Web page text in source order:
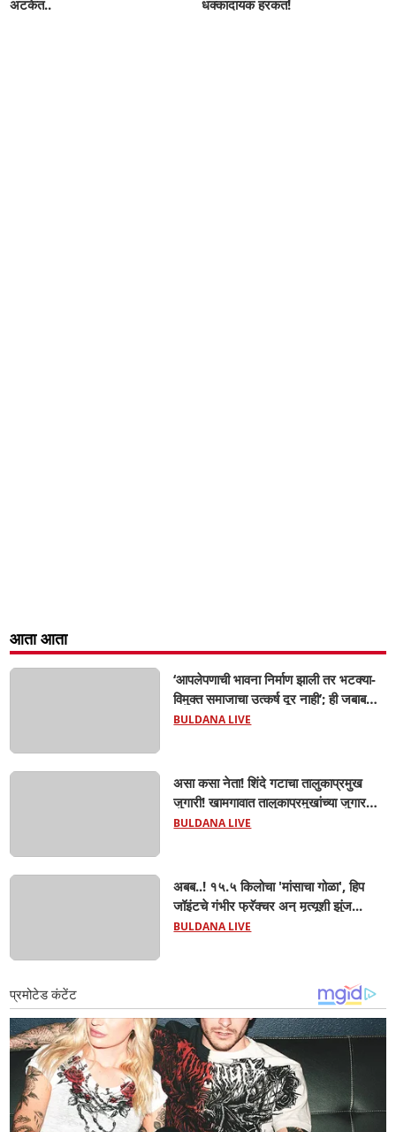
अटकेत.. धक्कादायक हरकत!
आता आता
‘आपलेपणाची भावना निर्माण झाली तर भटक्या-
विमुक्त समाजाचा उत्कर्ष दूर नाही’; ही जबाबदारी
केवळ सरकारची नाही,आपल्या सर्वांची !
BULDANA LIVE
असा कसा नेता! शिंदे गटाचा तालुकाप्रमुख
जुगारी! खामगावात तालुकाप्रमुखांच्या जुगार
अड्ड्यावर डीवायएसपी पथकाची धाड.. अंधारात
BULDANA LIVE
अबब..! १५.५ किलोचा 'मांसाचा गोळा', हिप
जॉइंटचे गंभीर फ्रॅक्चर अन् मृत्यूशी झुंज...
BULDANA LIVE